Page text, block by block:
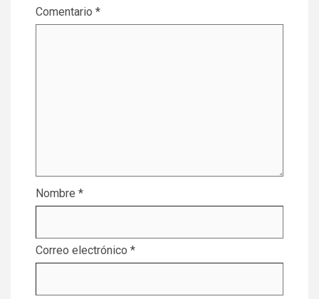
Comentario *
Nombre *
Correo electrónico *